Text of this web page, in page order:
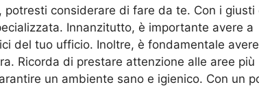
considerare di fare da te. Con i giusti
Innanzitutto, è importante avere a
del tuo ufficio. Inoltre, è fondamentale
Ricorda di prestare attenzione alle aree più
un ambiente sano e igienico. Con un